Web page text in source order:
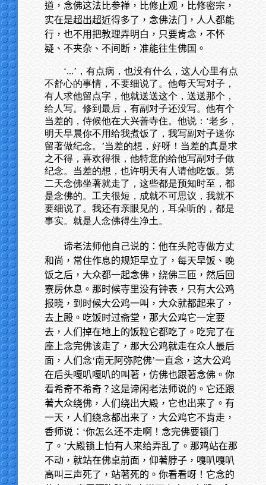
道，念佛这法比参禅，比修止观，比修密宗，
实在是超出超近得多了，念佛法门，人人都能
行，也不用把教理弄明白，只要肯念，不怀
疑、不夹杂、不间断，准能往生佛国。
‘...’，有点病，也没有什么，这人心里有点
不舒心的事情，不要细说了。他每天写对子，
有人求他留点字，他就送送这个，送送那个，
给人写。修到最后，有副对子还没写。他有个
当差的，侍候他在大兴善寺住。他说：‘老乡，
明天早晨你不用给我煮饭了，我写副对子送你
留著做纪念。’当差的想，好呀！当差的真是求
之不得，喜欢得很，他特意的给他写副对子做
纪念。当差的想，也许明天有人请他吃饭。第
二天念佛坐著就走了，这些都是预知时至，都
是念佛的。工夫很短，成就不可思议，我就不
要细说了。我还有亲眼见的，耳朵听的，都是
事实。就是人念佛得生净土。
谛老法师他自己说的：他在头陀寺做方丈
和尚，常住作息的规矩早立了，每天早饭、晚
饭之后，大众都一起念佛，绕佛三匝，然后回
寮房休息。那时候寺里没有钟表，只有大公鸡
报晓，到时候大公鸡一叫，大众就都起来了，
去上殿。吃饭时过斋堂，那大公鸡它一定要
去，人们掉在地上的饭粒它都吃了。吃完了在
座上念完佛该走了，那大公鸡就走在众人最后
面，人们念‘南无阿弥陀佛’一直念，这大公鸡
在后头嘎叭嘎叭的叫著，仿佛也跟著念佛。你
看希奇不希奇？这是谛闲老法师说的。它还跟
著大众绕佛，人们绕出大殿，它也出来了。有
一天，人们绕念都出来了，大公鸡它不肯走，
香师说：‘你怎么还不走啊！念完佛要锁门
了。’大殿锁上怕有人来给弄乱了。那鸡站在那
不动，就站在佛桌前面，仰著脖子，嘎叭嘎叭
高叫三声死了，站著死的。你看看呀！它念的